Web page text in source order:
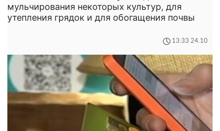
мульчирования некоторых культур, для
утепления грядок и для обогащения почвы
13:33 24.10